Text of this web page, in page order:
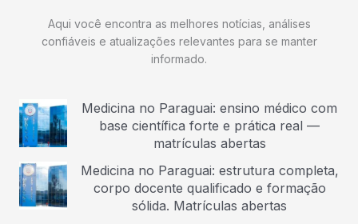
Aqui você encontra as melhores notícias, análises
confiáveis e atualizações relevantes para se manter
informado.
Medicina no Paraguai: ensino médico com
base científica forte e prática real —
matrículas abertas
Medicina no Paraguai: estrutura completa,
corpo docente qualificado e formação
sólida. Matrículas abertas